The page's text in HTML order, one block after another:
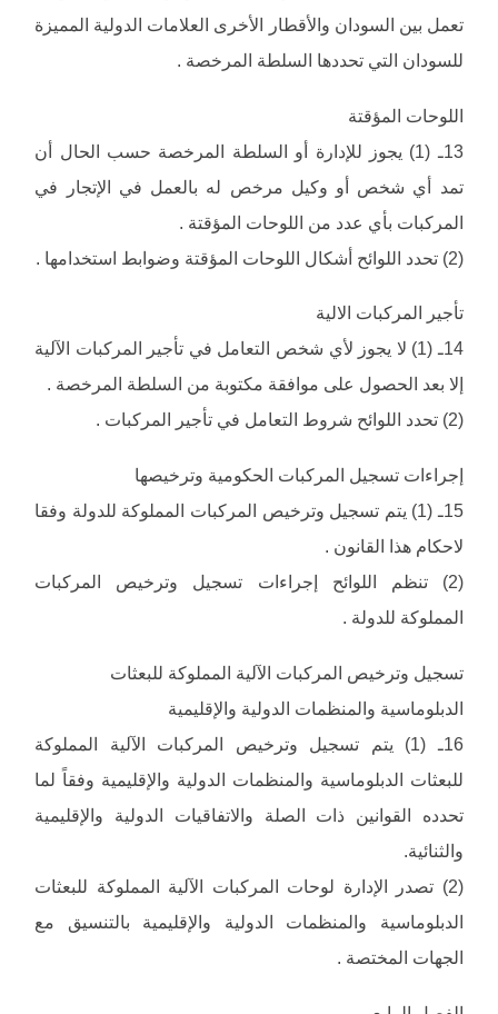
تعمل بين السودان والأقطار الأخرى العلامات الدولية المميزة
للسودان التي تحددها السلطة المرخصة .
اللوحات المؤقتة
13ـ (1) يجوز للإدارة أو السلطة المرخصة حسب الحال أن
تمد أي شخص أو وكيل مرخص له بالعمل في الإتجار في
المركبات بأي عدد من اللوحات المؤقتة .
(2) تحدد اللوائح أشكال اللوحات المؤقتة وضوابط استخدامها .
تأجير المركبات الالية
14ـ (1) لا يجوز لأي شخص التعامل في تأجير المركبات الآلية
إلا بعد الحصول على موافقة مكتوبة من السلطة المرخصة .
(2) تحدد اللوائح شروط التعامل في تأجير المركبات .
إجراءات تسجيل المركبات الحكومية وترخيصها
15ـ (1) يتم تسجيل وترخيص المركبات المملوكة للدولة وفقا
لاحكام هذا القانون .
(2) تنظم اللوائح إجراءات تسجيل وترخيص المركبات
المملوكة للدولة .
تسجيل وترخيص المركبات الآلية المملوكة للبعثات
الدبلوماسية والمنظمات الدولية والإقليمية
16ـ (1) يتم تسجيل وترخيص المركبات الآلية المملوكة
للبعثات الدبلوماسية والمنظمات الدولية والإقليمية وفقاً لما
تحدده القوانين ذات الصلة والاتفاقيات الدولية والإقليمية
والثنائية.
(2) تصدر الإدارة لوحات المركبات الآلية المملوكة للبعثات
الدبلوماسية والمنظمات الدولية والإقليمية بالتنسيق مع
الجهات المختصة .